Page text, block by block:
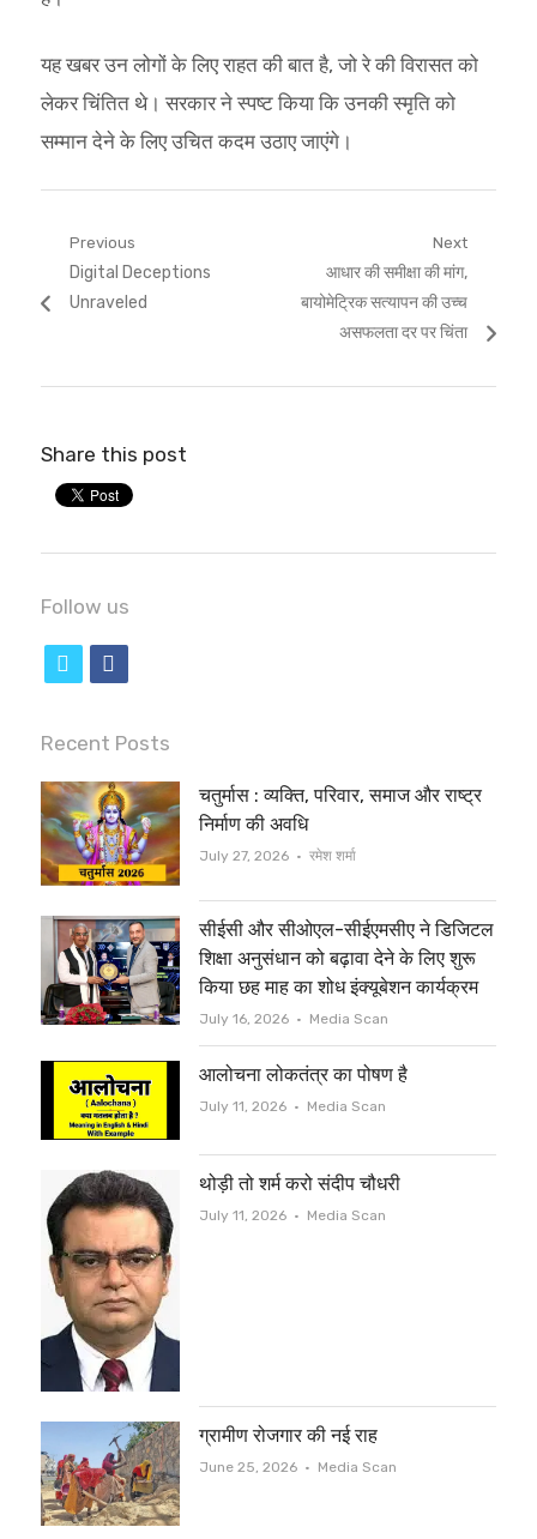
यह खबर उन लोगों के लिए राहत की बात है, जो रे की विरासत को
लेकर चिंतित थे। सरकार ने स्पष्ट किया कि उनकी स्मृति को
सम्मान देने के लिए उचित कदम उठाए जाएंगे।
Post
navigation
Previous
Previous
post:
Digital Deceptions
Unraveled
Next
Next
post:
आधार की समीक्षा की मांग,
बायोमेट्रिक सत्यापन की उच्च
असफलता दर पर चिंता
Share this post
Follow us
i
t
t
e
r
c
e
b
o
o
k
Recent Posts
चतुर्मास : व्यक्ति, परिवार, समाज और राष्ट्र
निर्माण की अवधि
July 27, 2026 Author
रमेश शर्मा
सीईसी और सीओएल-सीईएमसीए ने डिजिटल
शिक्षा अनुसंधान को बढ़ावा देने के लिए शुरू
किया छह माह का शोध इंक्यूबेशन कार्यक्रम
July 16, 2026 Author
Media Scan
आलोचना लोकतंत्र का पोषण है
July 11, 2026 Author
Media Scan
थोड़ी तो शर्म करो संदीप चौधरी
July 11, 2026 Author
Media Scan
ग्रामीण रोजगार की नई राह
June 25, 2026 Author
Media Scan